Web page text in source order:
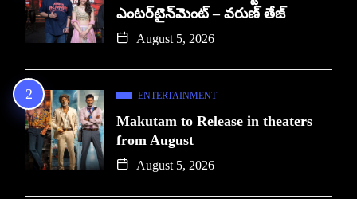
ఎంటర్‌టైన్‌మెంట్ – వరుణ్ తేజ్
August 5, 2026
ENTERTAINMENT
Makutam to Release in theaters
from August
August 5, 2026